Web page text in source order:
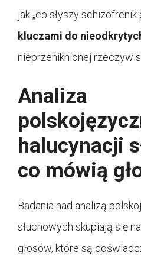
jak „co słyszy schizofrenik
kluczami do
nieprzeniknionej
Analiza
halucynacji
co mówią
Badania nad analizą
słuchowych skupiają się
głosów, które są